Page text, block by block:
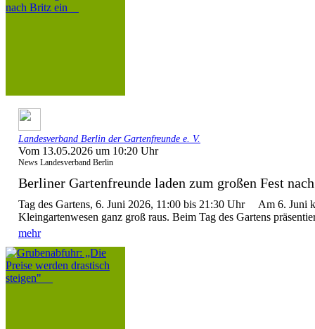
Landesverband Berlin der Gartenfreunde e. V.
Vom 13.05.2026 um 10:20 Uhr
News Landesverband Berlin
Berliner Gartenfreunde laden zum großen Fest
Tag des Gartens, 6. Juni 2026, 11:00 bis 21:30 Uhr Am 6. Juni
Kleingartenwesen ganz groß raus. Beim Tag des Gartens
mehr